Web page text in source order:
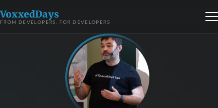
VoxxedDays
FROM DEVELOPERS, FOR DEVELOPERS